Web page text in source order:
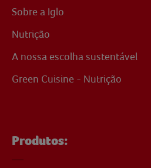
Sobre a Iglo
Nutrição
A nossa escolha sustentável
Green Cuisine - Nutrição
Produtos: